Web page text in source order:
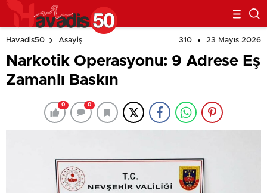
Havadis50 Asayiş 310 23 Mayıs 2026
Narkotik Operasyonu: 9 Adrese Eş
Zamanlı Baskın
0 0